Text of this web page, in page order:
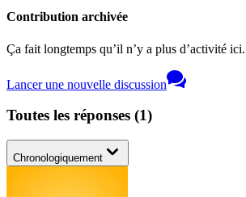
Contribution archivée
Ça fait longtemps qu’il n’y a plus d’activité
Lancer une nouvelle discussion
Toutes les réponses (1)
Chronologiquement